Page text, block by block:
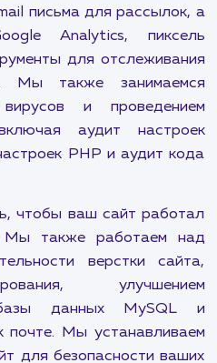
помогаем в
на сайте,
отправки
дополнительные
рассылки писем,
системы и
по подключению
установке онлайн
а также
также поможет